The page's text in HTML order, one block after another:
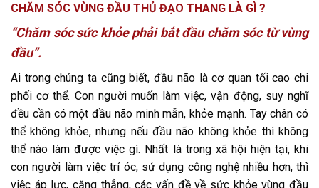
CHĂM SÓC VÙNG ĐẦU THỦ ĐẠO THANG LÀ GÌ ?
“Chăm sóc sức khỏe phải bắt đầu chăm sóc từ vùng
đầu”.
Ai trong chúng ta cũng biết, đầu não là cơ quan tối cao chi
phối cơ thể. Con người muốn làm việc, vận động, suy nghĩ
đều cần có một đầu não minh mẫn, khỏe mạnh. Tay chân có
thể không khỏe, nhưng nếu đầu não không khỏe thì không
thể nào làm được việc gì. Nhất là trong xã hội hiện tại, khi
con người làm việc trí óc, sử dụng công nghệ nhiều hơn, thì
việc áp lực, căng thẳng, các vấn đề về sức khỏe vùng đầu